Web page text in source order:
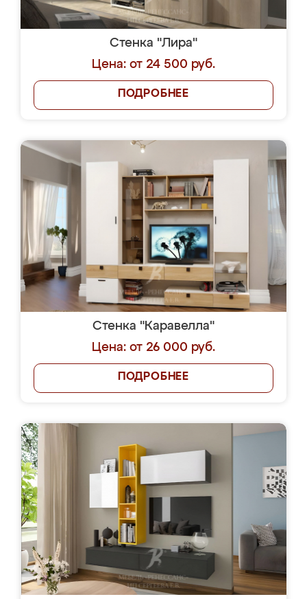
Стенка "Лира"
Цена: от 24 500 руб.
ПОДРОБНЕЕ
Стенка "Каравелла"
Цена: от 26 000 руб.
ПОДРОБНЕЕ